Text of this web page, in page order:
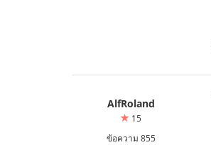
AlfRoland
15
ข้อความ 855